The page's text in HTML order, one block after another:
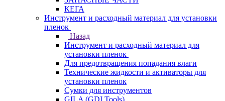
КЕГА
Инструмент и расходный материал для установки
пленок
Назад
Инструмент и расходный материал для
установки пленок
Для предотвращения попадания влаги
Технические жидкости и активаторы для
установки пленок
Сумки для инструментов
GILA (GDI Tools)